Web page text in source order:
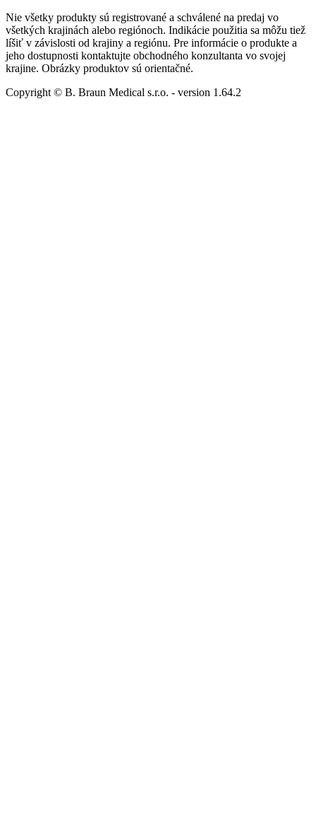
Nie všetky produkty sú registrované a schválené na predaj vo
všetkých krajinách alebo regiónoch. Indikácie použitia sa môžu tiež
líšiť v závislosti od krajiny a regiónu. Pre informácie o produkte a
jeho dostupnosti kontaktujte obchodného konzultanta vo svojej
krajine. Obrázky produktov sú orientačné.
Copyright © B. Braun Medical s.r.o. - version 1.64.2